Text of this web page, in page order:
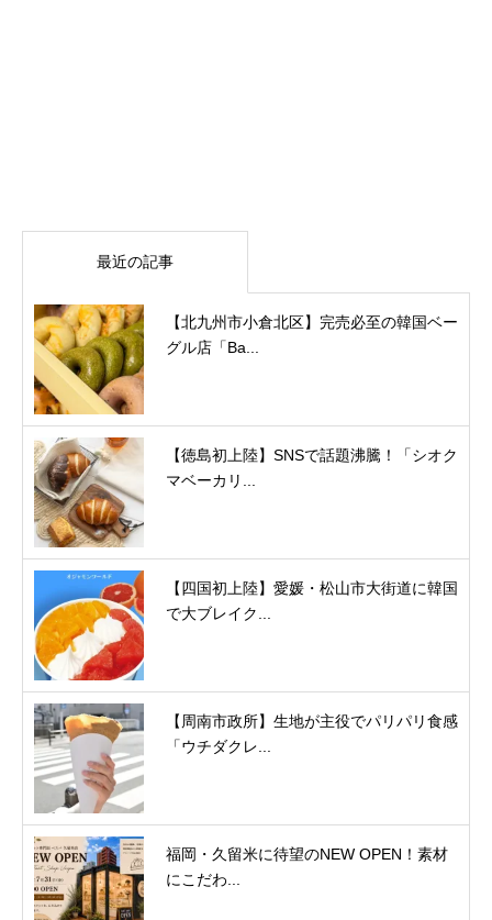
最近の記事
【北九州市小倉北区】完売必至の韓国ベー
グル店「Ba...
【徳島初上陸】SNSで話題沸騰！「シオク
マベーカリ...
【四国初上陸】愛媛・松山市大街道に韓国
で大ブレイク...
【周南市政所】生地が主役でパリパリ食感
「ウチダクレ...
福岡・久留米に待望のNEW OPEN！素材
にこだわ...